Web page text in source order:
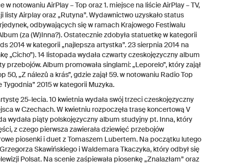
notowaniu AirPlay – Top oraz 1. miejsce na liście AirPlay – TV,
listy Airplay oraz „Rutyna”. Wydawnictwo uzyskało status
odbywających się w ramach Krajowego Festiwalu
(za (W)Inna?). Ostatecznie zdobyła statuetkę w kategorii
2014 w kategorii „najlepsza artystka”. 23 sierpnia 2014 na
„Cicho”). 14 listopada wydała czwarty czeskojęzyczny album
Album promowała singlami: „Leporelo”, który zajął
„Z nálezů a krás”, gdzie zajął 59. w notowaniu Radio Top
2015 w kategorii Muzyka.
25-lecia. 10 kwietnia wydała swój trzeci czeskojęzyczny
w Czechach. W kwietniu rozpoczęła trasę koncertową V
wydała piąty polskojęzyczny album studyjny pt. Inna, który
z czego pierwsza zawierała dziewięć przebojów
piosenki i duet z Tomaszem Lubertem. Na początku lutego
Skawińskiego i Waldemara Tkaczyka, który odbył się
Polsat. Na scenie zaśpiewała piosenkę „Znalazłam” oraz